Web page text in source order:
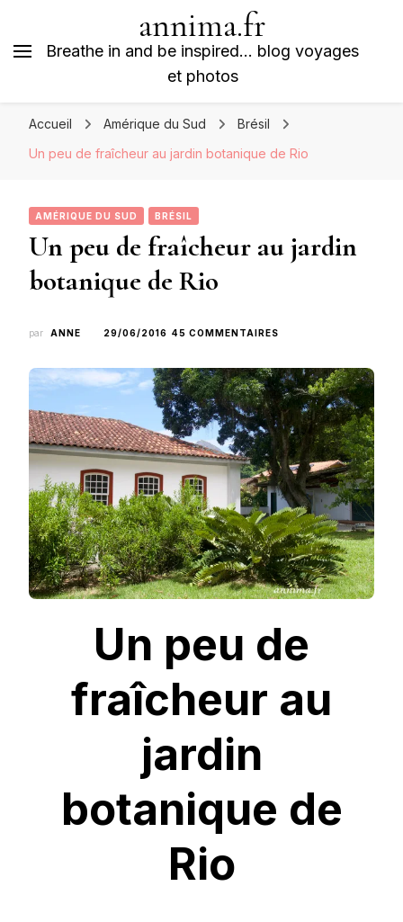
annima.fr
Breathe in and be inspired… blog voyages
et photos
Accueil Amérique du Sud
Brésil
Un peu de fraîcheur au jardin botanique de Rio
AMÉRIQUE DU SUD BRÉSIL
Un peu de fraîcheur au jardin
botanique de Rio
par ANNE 29/06/2016 45 COMMENTAIRES
DE
FRAÎCHEUR
AU
JARDIN
BOTANIQUE
DE
RIO
Un peu de
fraîcheur au
jardin
botanique de
Rio